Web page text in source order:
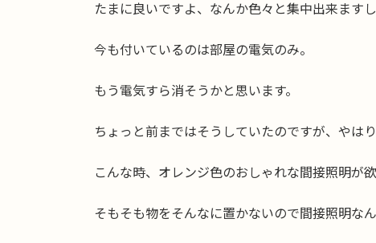
たまに良いですよ、なんか色々と集中出来ますし
今も付いているのは部屋の電気のみ。
もう電気すら消そうかと思います。
ちょっと前まではそうしていたのですが、やは
こんな時、オレンジ色のおしゃれな間接照明が欲
そもそも物をそんなに置かないので間接照明な